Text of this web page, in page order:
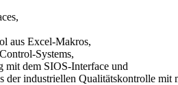
aus Excel-Makros,
Systems,
mit dem SIOS-Interface und
der industriellen Qualitätskontrolle mit